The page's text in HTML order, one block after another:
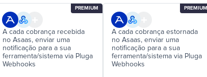
PREMIUM
A cada cobrança recebida
no Asaas, enviar uma
notificação para a sua
ferramenta/sistema via Pluga
Webhooks
PREMIUM
A cada cobrança estornada
no Asaas, enviar uma
notificação para a sua
ferramenta/sistema via Pluga
Webhooks